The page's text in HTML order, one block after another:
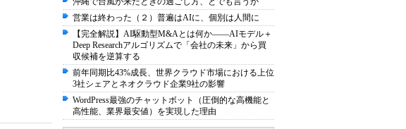
営業は終わった（２）普遍はAIに、個別は人間に
【完全解説】AI駆動型M&Aとは何か――AIモデル＋
Deep Researchアルゴリズムで「会社の未来」から買
収候補を逆算する
前年同期比43%成長、世界クラウド市場における上位
3社シェアとネオクラウド企業9社の影響
WordPress最強のチャットボット（圧倒的な高機能と
高性能、業界最安値）を実現した理由